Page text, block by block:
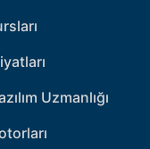
Uzmanlığı